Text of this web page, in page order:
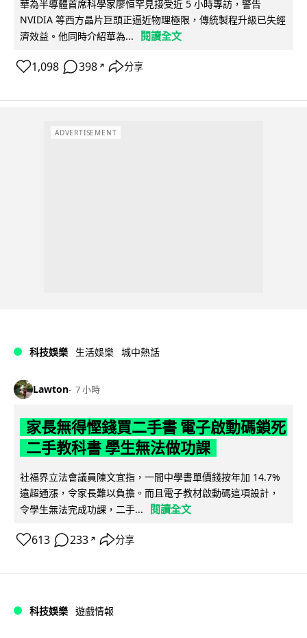
華為半導體首席科學家廖恒罕見接受近 5 小時專訪，警告
NVIDIA 等西方晶片巨頭正逼近物理極限，傳統製程升級已失經
濟效益。他同時介紹華為...
閱讀全文
1,098 398 ↗ 分享
ADVERTISEMENT
科技娛樂 生活娛樂 城中熱話
Lawton 7 小時
家長無得慳錢買二手書 電子啟動碼鎖死
二手教科書 學生無法做功課
社福界立法會議員陳文宜指，一間中學書單價錢按年加 14.7%
遠超通漲，令家長難以負擔。而且電子教材啟動碼這項設計，
令學生無法完成功課，二手...
閱讀全文
613 233 ↗ 分享
科技娛樂 遊戲情報